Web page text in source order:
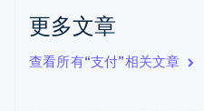
更多文章
查看所有“支付”相关文章
克罗地亚
EnglishItaliano
拉脱维亚
English